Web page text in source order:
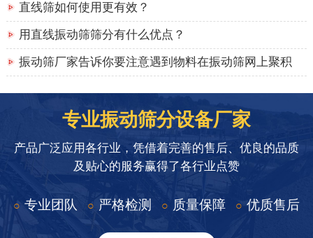
直线筛如何使用更有效？
用直线振动筛筛分有什么优点？
振动筛厂家告诉你要注意遇到物料在振动筛网上聚积
专业振动筛分设备厂家
产品广泛应用各行业，凭借着完善的售后、优良的品质
及贴心的服务赢得了各行业点赞
○ 专业团队 ○ 严格检测 ○ 质量保障 ○ 优质售后